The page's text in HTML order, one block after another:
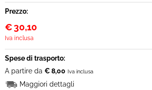
Prezzo:
€ 30,10
Iva inclusa
Spese di trasporto:
A partire da € 8,00 Iva inclusa
Maggiori dettagli